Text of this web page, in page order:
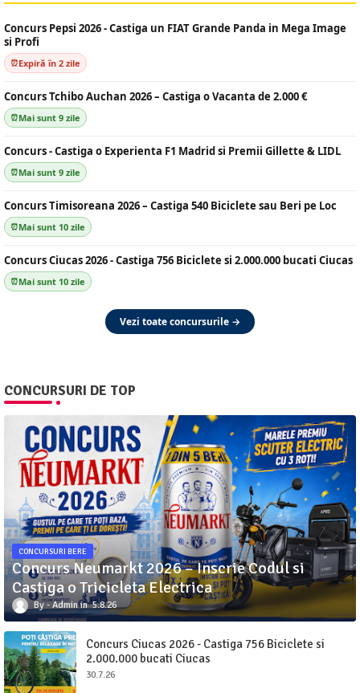
Concurs Pepsi 2026 - Castiga un FIAT Grande Panda in Mega Image
si Profi
Expiră în 2 zile
Concurs Tchibo Auchan 2026 – Castiga o Vacanta de 2.000 €
Mai sunt 9 zile
Concurs - Castiga o Experienta F1 Madrid si Premii Gillette & LIDL
Mai sunt 9 zile
Concurs Timisoreana 2026 – Castiga 540 Biciclete sau Beri pe Loc
Mai sunt 10 zile
Concurs Ciucas 2026 - Castiga 756 Biciclete si 2.000.000 bucati Ciucas
Mai sunt 10 zile
Vezi toate concursurile →
CONCURSURI DE TOP
CONCURSURI BERE
Concurs Neumarkt 2026 – Inscrie Codul si
Castiga o Tricicleta Electrica
Admin 5.8.26
Concurs Ciucas 2026 - Castiga 756 Biciclete si
2.000.000 bucati Ciucas
30.7.26